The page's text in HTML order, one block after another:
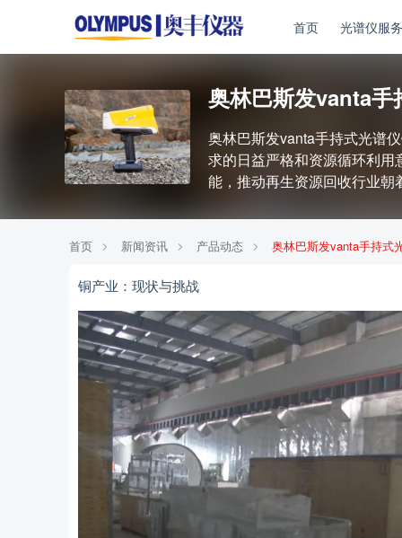
首页 光谱仪服务
奥林巴斯发vanta手
奥林巴斯发vanta手持式光谱
求的日益严格和资源循环利
能，推动再生资源回收行业
首页 新闻资讯 产品动态 奥林巴斯发vanta手持式
铜产业：现状与挑战